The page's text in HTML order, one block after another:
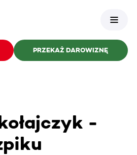
PRZEKAŻ DAROWIZNĘ
-